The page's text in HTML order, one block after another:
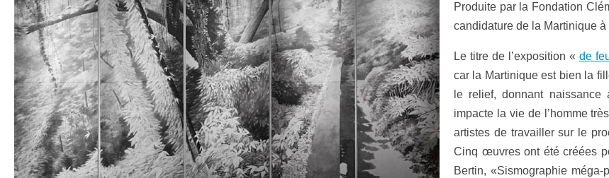
Produite par la Fondation
candidature de la Martinique
Le titre de l’exposition « de
car la Martinique est bien la
le relief, donnant
impacte la vie de l’homme
artistes de travailler sur le
Cinq œuvres ont été créées
Bertin, «Sismographie